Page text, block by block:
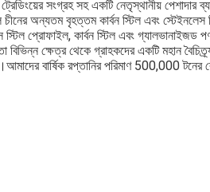
সংগ্রহ সহ একটি নেতৃস্থানীয় পেশাদার
অন্যতম বৃহত্তম কার্বন স্টিল এবং
স্টিল প্রোফাইল, কার্বন স্টিল এবং
ক্ষেত্র থেকে গ্রাহকদের একটি মহান
বার্ষিক রপ্তানির পরিমাণ 500,000 টনের